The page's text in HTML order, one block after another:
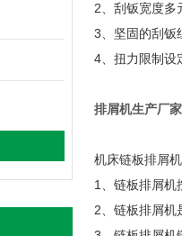
2、刮钣宽度多
3、坚固的刮钣
4、扭力限制设
排屑机生产厂家
机床链板排屑
1、链板排屑机
2、链板排屑机